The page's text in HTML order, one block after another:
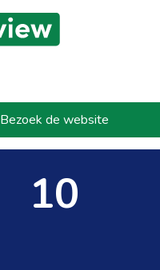
Bezoek de website
10